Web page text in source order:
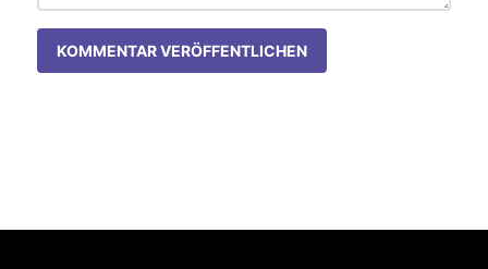
KOMMENTAR VERÖFFENTLICHEN